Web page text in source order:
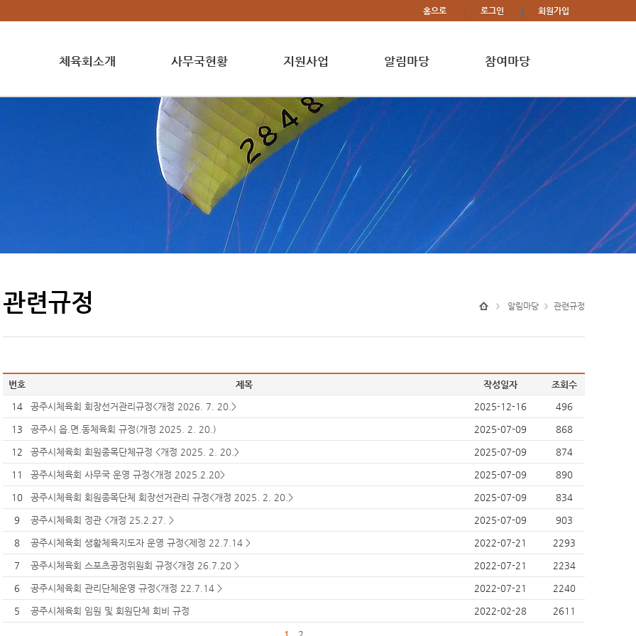
홈으로 로그인 회원가입
체육회소개 사무국현황 지원사업 알림마당 참여마당
관련규정 > 알림마당 > 관련규정
번호 제목 작성일자 조회수
14 공주시체육회 회장선거관리규정<개정 2026. 7. 20.> 2025-12-16 496
13 공주시 읍.면.동체육회 규정(개정 2025. 2. 20.) 2025-07-09 868
12 공주시체육회 회원종목단체규정 <개정 2025. 2. 20.> 2025-07-09 874
11 공주시체육회 사무국 운영 규정<개정 2025.2.20> 2025-07-09 890
10 공주시체육회 회원종목단체 회장선거관리 규정<개정 2025. 2. 20.> 2025-07-09 834
9 공주시체육회 정관 <개정 25.2.27. > 2025-07-09 903
8 공주시체육회 생활체육지도자 운영 규정<제정 22.7.14 > 2022-07-21 2293
7 공주시체육회 스포츠공정위원회 규정<개정 26.7.20 > 2022-07-21 2234
6 공주시체육회 관리단체운영 규정<개정 22.7.14 > 2022-07-21 2240
5 공주시체육회 임원 및 회원단체 회비 규정 2022-02-28 2611